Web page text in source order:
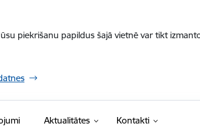
piekrišanu papildus šajā vietnē var tikt
Aktualitātes Kontakti